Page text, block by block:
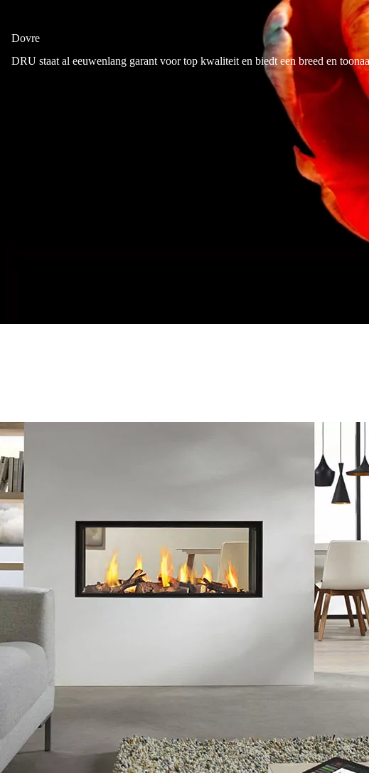
Dovre
DRU staat al eeuwenlang garant voor top kwaliteit en biedt een breed en